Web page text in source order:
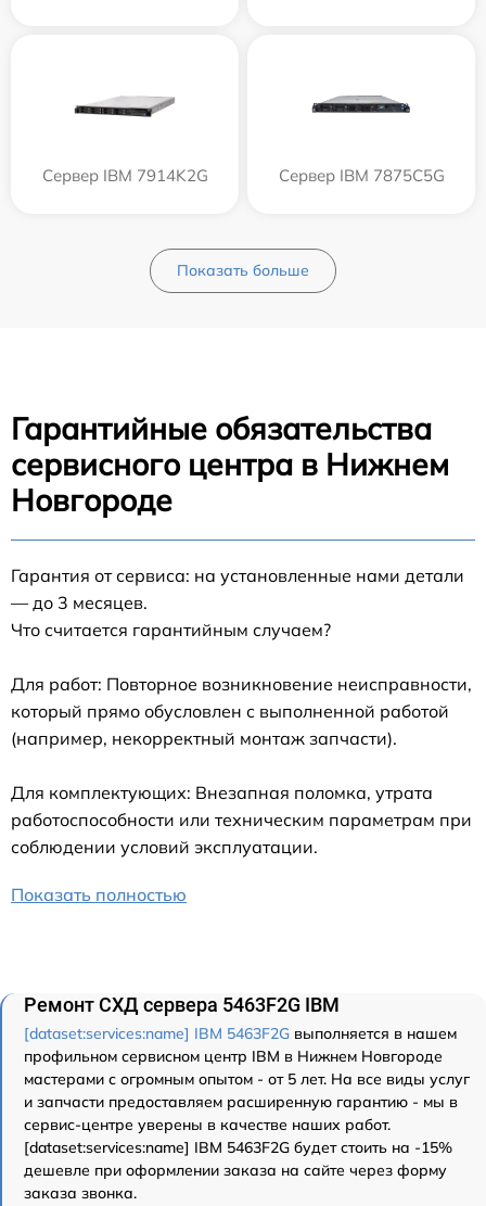
Сервер IBM 7914K2G Сервер IBM 7875C5G
Показать больше
Гарантийные обязательства
сервисного центра в Нижнем
Новгороде
Гарантия от сервиса: на установленные нами детали
— до 3 месяцев.
Что считается гарантийным случаем?
Для работ: Повторное возникновение неисправности,
который прямо обусловлен с выполненной работой
(например, некорректный монтаж запчасти).
Для комплектующих: Внезапная поломка, утрата
работоспособности или техническим параметрам при
соблюдении условий эксплуатации.
Показать полностью
Ремонт СХД сервера 5463F2G IBM
[dataset:services:name] IBM 5463F2G выполняется в нашем
профильном сервисном центр IBM в Нижнем Новгороде
мастерами с огромным опытом - от 5 лет. На все виды услуг
и запчасти предоставляем расширенную гарантию - мы в
сервис-центре уверены в качестве наших работ.
[dataset:services:name] IBM 5463F2G будет стоить на -15%
дешевле при оформлении заказа на сайте через форму
заказа звонка.